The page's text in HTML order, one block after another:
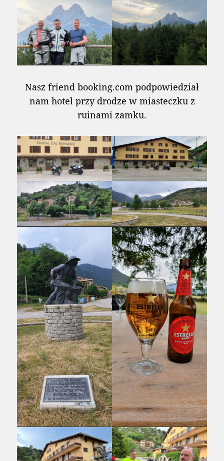
Nasz friend booking.com podpowiedział
nam hotel przy drodze w miasteczku z
ruinami zamku.